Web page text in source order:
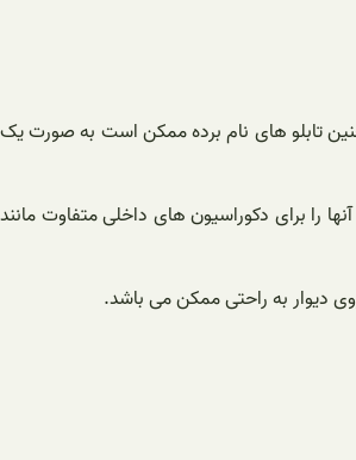
تابلو های نام برده ممکن است به صورت یک
را برای دکوراسیون های داخلی متفاوت مانند
دیوار به راحتی ممکن می باشد.